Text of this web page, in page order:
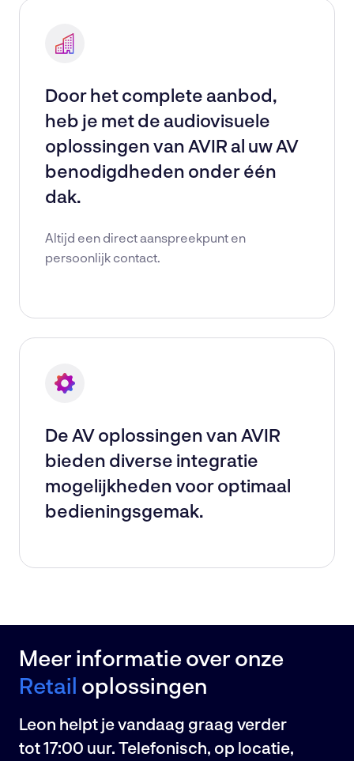
Door het complete aanbod,
heb je met de audiovisuele
oplossingen van AVIR al uw AV
benodigdheden onder één
dak.
Altijd een direct aanspreekpunt en
persoonlijk contact.
De AV oplossingen van AVIR
bieden diverse integratie
mogelijkheden voor optimaal
bedieningsgemak.
Meer informatie over onze
Retail oplossingen
Leon helpt je vandaag graag verder
tot 17:00 uur. Telefonisch, op locatie,